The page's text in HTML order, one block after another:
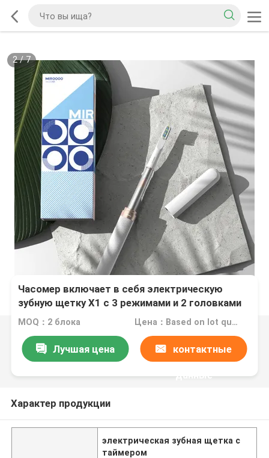
2/7
Часомер включает в себя электрическую
зубную щетку X1 с 3 режимами и 2 головками
щетки
MOQ：2 блока Цена：Based on lot quantity
Лучшая цена контактные
данные
Характер продукции
электрическая зубная щетка с
таймером